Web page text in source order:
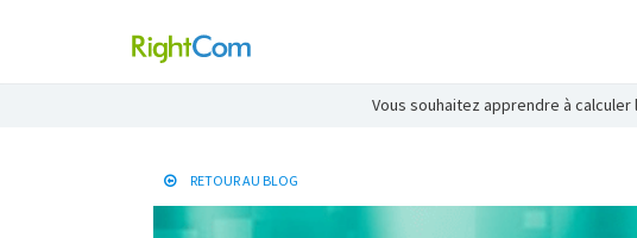
Vous souhaitez apprendre à
RETOUR AU BLOG